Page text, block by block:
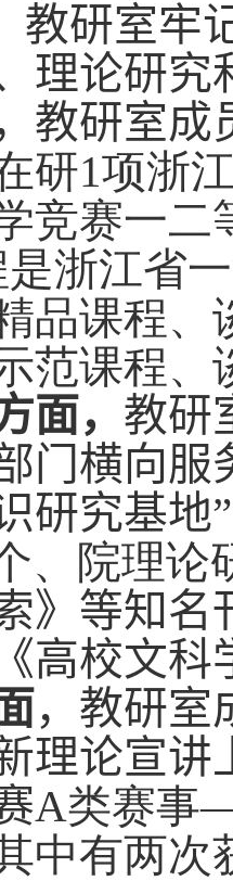
教研室牢
理论研究
教研室成
研1项浙
竞赛一二
是浙江省
品课程、
范课程、
面， 教研
门横向服
研究基地”
、院理论
》等知名
高校文科
，教研室
理论宣讲
A类赛事
中有两次